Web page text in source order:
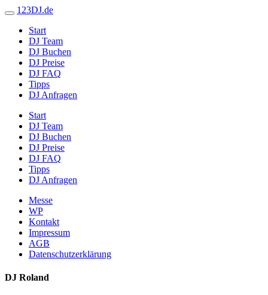
123DJ.de
Start
DJ Team
DJ Buchen
DJ Preise
DJ FAQ
Tipps
DJ Anfragen
Start
DJ Team
DJ Buchen
DJ Preise
DJ FAQ
Tipps
DJ Anfragen
Messe
WP
Kontakt
Impressum
AGB
Datenschutzerklärung
DJ Roland